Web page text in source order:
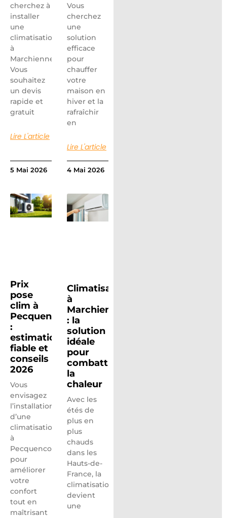
cherchez à
installer
une
climatisation
à
Marchiennes ?
Vous
souhaitez
un devis
rapide et
gratuit
Lire L'article
5 Mai 2026
Vous
cherchez
une
solution
efficace
pour
chauffer
votre
maison en
hiver et la
rafraîchir
en
Lire L'article
4 Mai 2026
Prix
pose
clim à
Pecquencourt
:
estimation
fiable et
conseils
2026
Vous
envisagez
l’installation
d’une
climatisation
à
Pecquencourt
pour
améliorer
votre
confort
tout en
maîtrisant
Climatisation
à
Marchiennes
: la
solution
idéale
pour
combattre
la
chaleur
Avec les
étés de
plus en
plus
chauds
dans les
Hauts-de-
France, la
climatisation
devient
une